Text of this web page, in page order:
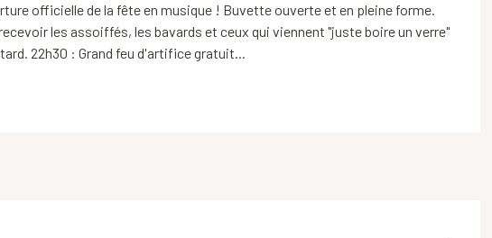
officielle de la fête en musique ! Buvette ouverte et en pleine forme.
les assoiffés, les bavards et ceux qui viennent "juste boire un verre"
22h30 : Grand feu d'artifice gratuit...